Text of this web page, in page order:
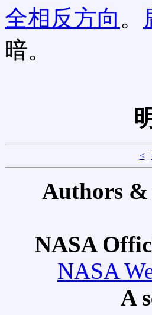
全相反方向 。
暗。
<|
Authors &
NASA
NASA
A